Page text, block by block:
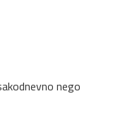
nego